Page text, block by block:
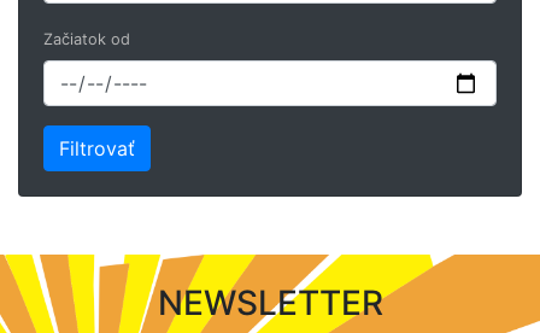
Začiatok od
NEWSLETTER